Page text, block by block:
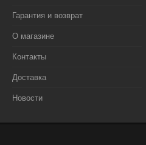
Гарантия и возврат
О магазине
Контакты
Доставка
Новости